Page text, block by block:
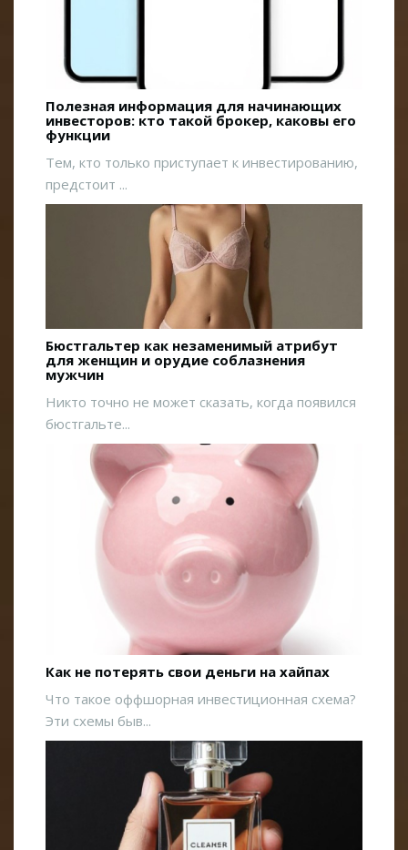
Полезная информация для начинающих
инвесторов: кто такой брокер, каковы его
функции
Тем, кто только приступает к инвестированию,
предстоит ...
Бюстгальтер как незаменимый атрибут
для женщин и орудие соблазнения
мужчин
Никто точно не может сказать, когда появился
бюстгальте...
Как не потерять свои деньги на хайпах
Что такое оффшорная инвестиционная схема?
Эти схемы быв...